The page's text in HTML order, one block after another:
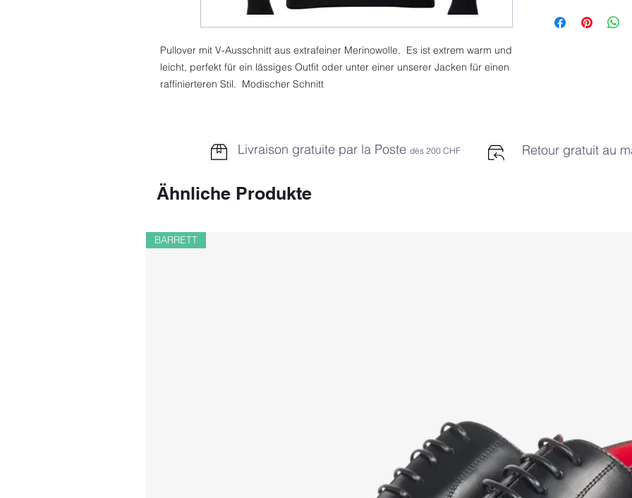
Pullover mit V-Ausschnitt aus extrafeiner Merinowolle. Es ist extrem warm und
leicht, perfekt für ein lässiges Outfit oder unter einer unserer Jacken für einen
raffinierteren Stil. Modischer Schnitt
Livraison gratuite par la Poste dès 200 CHF Retour gratuit au
Ähnliche Produkte
BARRETT